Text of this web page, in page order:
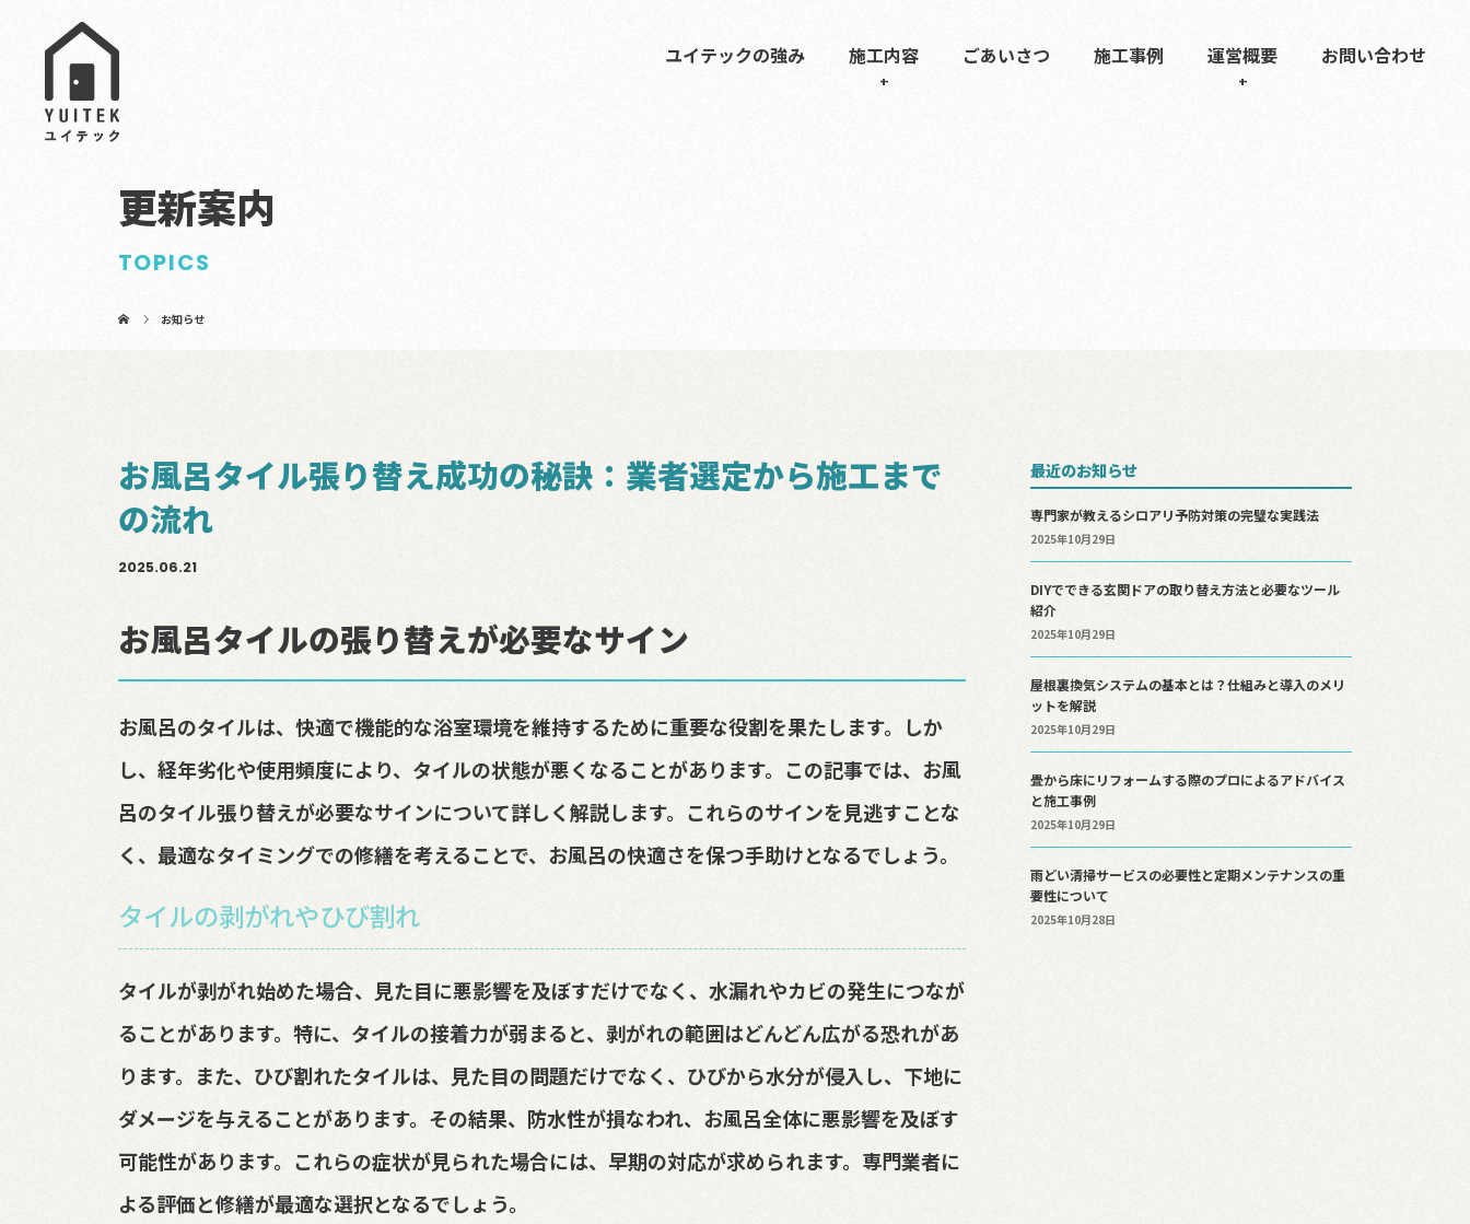
ユイテックの強み 施工内容 ごあいさつ 施工事例 運営概要 お問い合わせ
更新案内
TOPICS
お知らせ
お風呂タイル張り替え成功の秘訣：業者選定から施工まで
の流れ
2025.06.21
お風呂タイルの張り替えが必要なサイン
お風呂のタイルは、快適で機能的な浴室環境を維持するために重要な役割を果たします。しか
し、経年劣化や使用頻度により、タイルの状態が悪くなることがあります。この記事では、お風
呂のタイル張り替えが必要なサインについて詳しく解説します。これらのサインを見逃すことな
く、最適なタイミングでの修繕を考えることで、お風呂の快適さを保つ手助けとなるでしょう。
タイルの剥がれやひび割れ
タイルが剥がれ始めた場合、見た目に悪影響を及ぼすだけでなく、水漏れやカビの発生につなが
ることがあります。特に、タイルの接着力が弱まると、剥がれの範囲はどんどん広がる恐れがあ
ります。また、ひび割れたタイルは、見た目の問題だけでなく、ひびから水分が侵入し、下地に
ダメージを与えることがあります。その結果、防水性が損なわれ、お風呂全体に悪影響を及ぼす
可能性があります。これらの症状が見られた場合には、早期の対応が求められます。専門業者に
よる評価と修繕が最適な選択となるでしょう。
最近のお知らせ
専門家が教えるシロアリ予防対策の完璧な実践法
2025年10月29日
DIYでできる玄関ドアの取り替え方法と必要なツール
紹介
2025年10月29日
屋根裏換気システムの基本とは？仕組みと導入のメリ
ットを解説
2025年10月29日
畳から床にリフォームする際のプロによるアドバイス
と施工事例
2025年10月29日
雨どい清掃サービスの必要性と定期メンテナンスの重
要性について
2025年10月28日